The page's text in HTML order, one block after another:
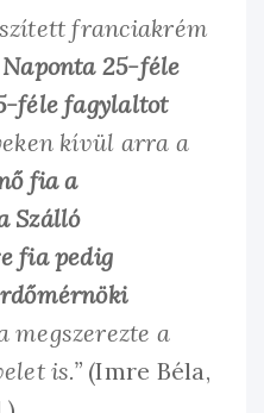
franciakrém
Naponta 25-féle
féle fagylaltot
kívül arra a
fia a
Szálló
fia pedig
megszerezte a
is.” (Imre Béla,